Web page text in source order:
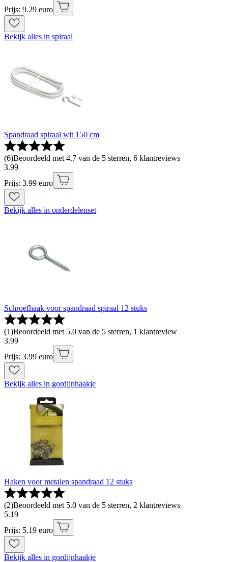
Prijs: 9.29 euro
Bekijk alles in spiraal
Spandraad spiraal wit 150 cm
(6)Beoordeeld met 4.7 van de 5 sterren, 6 klantreviews
3.99
Prijs: 3.99 euro
Bekijk alles in onderdelenset
Schroefhaak voor spandraad spiraal 12 stuks
(1)Beoordeeld met 5.0 van de 5 sterren, 1 klantreview
3.99
Prijs: 3.99 euro
Bekijk alles in gordijnhaakje
Haken voor metalen spandraad 12 stuks
(2)Beoordeeld met 5.0 van de 5 sterren, 2 klantreviews
5.19
Prijs: 5.19 euro
Bekijk alles in gordijnhaakje